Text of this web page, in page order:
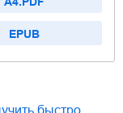
EPUB